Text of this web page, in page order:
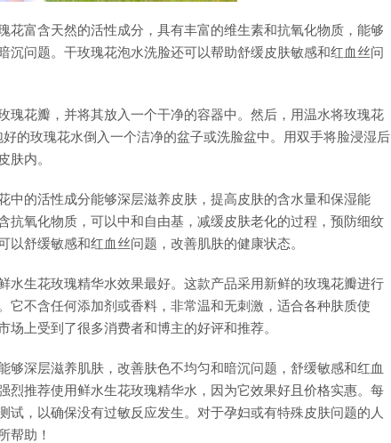
花富含天然的活性成分，具有丰富的维生素和抗氧化物质，能够
沉问题。干玫瑰花泡水洗脸还可以帮助舒缓皮肤敏感和红血丝问
瑰花瓣，并将其放入一个干净的容器中。然后，用温水将玫瑰花
的玫瑰花水倒入一个洁净的盆子或洗脸盆中。用双手将脸浸湿后
肤内。
中的活性成分能够深层滋养皮肤，提高皮肤的含水量和保湿能
抗氧化物质，可以中和自由基，减缓皮肤老化的过程，预防细纹
舒缓敏感和红血丝问题，改善肌肤的健康状态。
水生花玫瑰精华水效果最好。这款产品采用新鲜的玫瑰花瓣进行
它不含任何添加剂或香料，非常温和无刺激，适合各种肤质使
上受到了很多消费者和博主的好评和推荐。
够深层滋养肌肤，改善肤色不均匀和暗沉问题，舒缓敏感和红血
烈推荐使用鲜水生花玫瑰精华水，因为它效果好且价格实惠。每
，以确保没有过敏反应发生。对于孕妇或有特殊皮肤问题的人
帮助！